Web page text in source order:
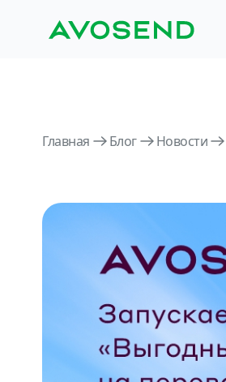
Главная Блог Новости